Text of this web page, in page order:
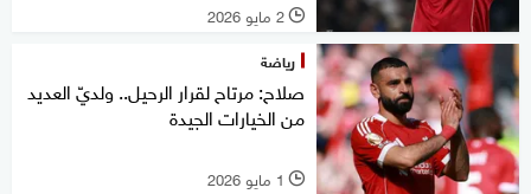
l 2 مايو 2026
رياضة
صلاح: مرتاح لقرار الرحيل.. ولديّ العديد
من الخيارات الجيدة
l 1 مايو 2026